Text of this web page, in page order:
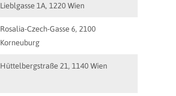
Lieblgasse 1A, 1220 Wien
Rosalia-Czech-Gasse 6, 2100
Korneuburg
Hüttelbergstraße 21, 1140 Wien